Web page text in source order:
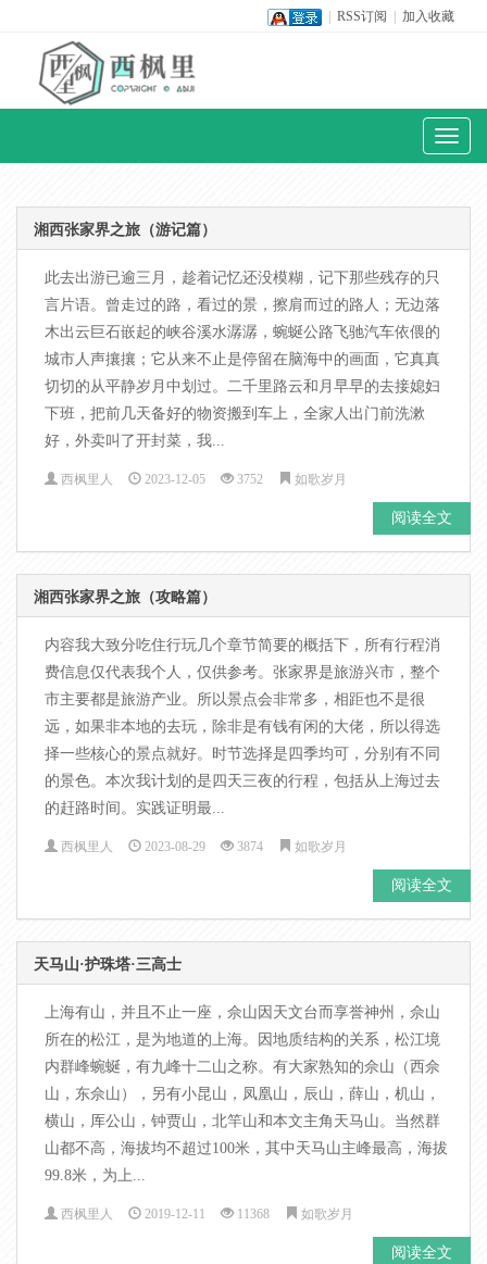
RSS订阅 加入收藏
Toggle
湘西张家界之旅（游记篇）
此去出游已逾三月，趁着记忆还没模糊，记下那些残存的只
言片语。曾走过的路，看过的景，擦肩而过的路人；无边落
木出云巨石嵌起的峡谷溪水潺潺，蜿蜒公路飞驰汽车依偎的
城市人声攘攘；它从来不止是停留在脑海中的画面，它真真
切切的从平静岁月中划过。二千里路云和月早早的去接媳妇
下班，把前几天备好的物资搬到车上，全家人出门前洗漱
好，外卖叫了开封菜，我...
西枫里人 2023-12-05 3752 如歌岁月
阅读全文
湘西张家界之旅（攻略篇）
内容我大致分吃住行玩几个章节简要的概括下，所有行程消
费信息仅代表我个人，仅供参考。张家界是旅游兴市，整个
市主要都是旅游产业。所以景点会非常多，相距也不是很
远，如果非本地的去玩，除非是有钱有闲的大佬，所以得选
择一些核心的景点就好。时节选择是四季均可，分别有不同
的景色。本次我计划的是四天三夜的行程，包括从上海过去
的赶路时间。实践证明最...
西枫里人 2023-08-29 3874 如歌岁月
阅读全文
天马山·护珠塔·三高士
上海有山，并且不止一座，佘山因天文台而享誉神州，佘山
所在的松江，是为地道的上海。因地质结构的关系，松江境
内群峰蜿蜒，有九峰十二山之称。有大家熟知的佘山（西佘
山，东佘山），另有小昆山，凤凰山，辰山，薛山，机山，
横山，厍公山，钟贾山，北竿山和本文主角天马山。当然群
山都不高，海拔均不超过100米，其中天马山主峰最高，海拔
99.8米，为上...
西枫里人 2019-12-11 11368 如歌岁月
阅读全文